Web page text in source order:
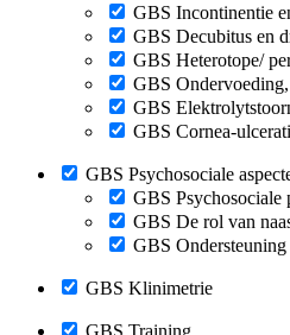
GBS Incontinentie
GBS Decubitus en
GBS Heterotope/
GBS
GBS
GBS Cornea-
GBS Psychosociale
GBS Psychosociale
GBS De rol van
GBS Ondersteuning
GBS Klinimetrie
GBS Training